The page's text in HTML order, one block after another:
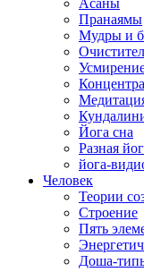
Асаны
Пранаямы
Мудры и
Йога сна
Разная
йога-
Человек
Теории
Строение
Пять
Доша-